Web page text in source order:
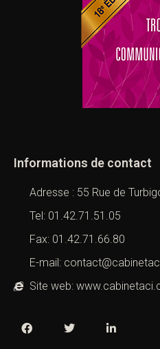
Informations de contact
Adresse : 55 Rue de
Tel: 01.42.71.51.05
Fax: 01.42.71.66.80
E-mail:
Site web: